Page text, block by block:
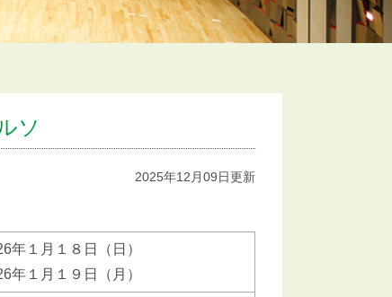
ソ
2025年12月09日更新
年１月１８日（日）
年１月１９日（月）